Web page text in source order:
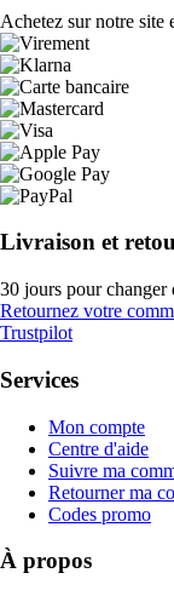
Achetez sur notre site
Livraison et
30 jours pour changer
Retournez votre
Trustpilot
Services
Mon compte
Centre d'aide
Suivre ma
Retourner ma
Codes promo
À propos